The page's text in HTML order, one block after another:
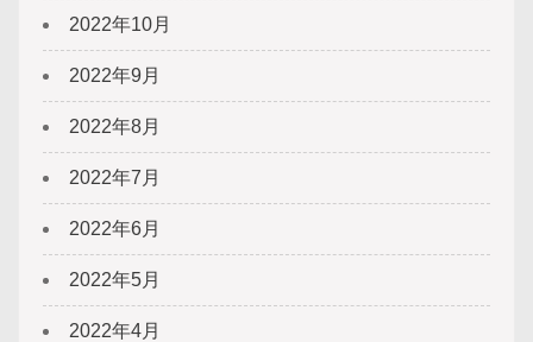
2022年10月
2022年9月
2022年8月
2022年7月
2022年6月
2022年5月
2022年4月